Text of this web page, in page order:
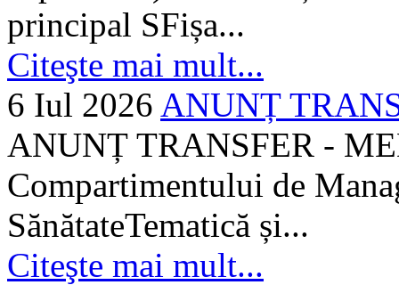
principal SFișa...
Citeşte mai mult...
6 Iul 2026 ANUNȚ
ANUNȚ TRANSFER -
Compartimentului de
SănătateTematică și...
Citeşte mai mult...